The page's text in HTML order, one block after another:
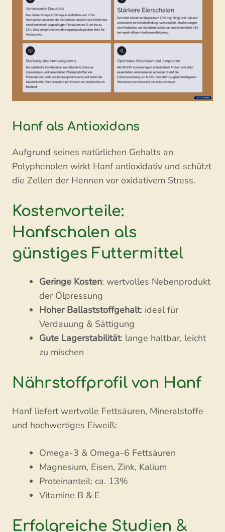
Hanf als Antioxidans
Aufgrund seines natürlichen Gehalts an
Polyphenolen wirkt Hanf antioxidativ und schützt
die Zellen der Hennen vor oxidativem Stress.
Kostenvorteile:
Hanfschalen als
günstiges Futtermittel
Geringe Kosten: wertvolles Nebenprodukt
der Ölpressung
Hoher Ballaststoffgehalt: ideal für
Verdauung & Sättigung
Gute Lagerstabilität: lange haltbar, leicht
zu mischen
Nährstoffprofil von Hanf
Hanf liefert wertvolle Fettsäuren, Mineralstoffe
und hochwertiges Eiweiß:
Omega-3 & Omega-6 Fettsäuren
Magnesium, Eisen, Zink, Kalium
Proteinanteil: ca. 13%
Vitamine B & E
Erfolgreiche Studien &